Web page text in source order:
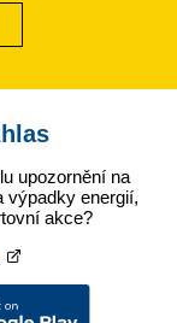
upozornění na
výpadky energií,
akce?